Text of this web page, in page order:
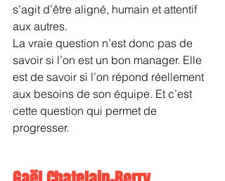
s’agit d’être aligné, humain et attentif
aux autres.
La vraie question n’est donc pas de
savoir si l’on est un bon manager. Elle
est de savoir si l’on répond réellement
aux besoins de son équipe. Et c’est
cette question qui permet de
progresser.